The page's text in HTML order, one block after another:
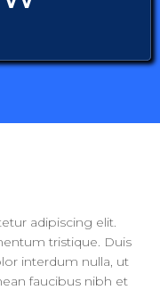
adipiscing elit.
tristique. Duis
interdum nulla, ut
faucibus nibh et